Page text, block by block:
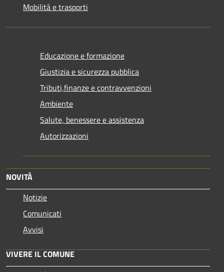
Mobilità e trasporti
Educazione e formazione
Giustizia e sicurezza pubblica
Tributi,finanze e contravvenzioni
Ambiente
Salute, benessere e assistenza
Autorizzazioni
NOVITÀ
Notizie
Comunicati
Avvisi
VIVERE IL COMUNE